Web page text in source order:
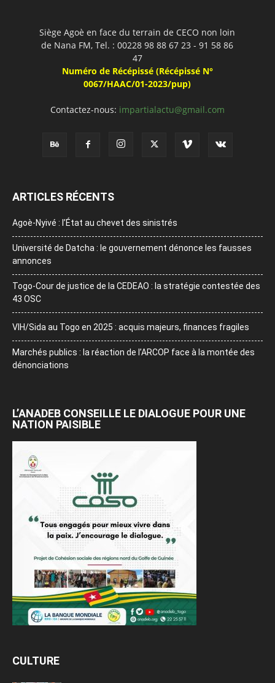
Siège Agoè en face du terrain de CECO non loin
de Nana FM, Tel. : 00228 98 88 67 23 - 91 58 86
47
Numéro de Récépissé (Récépissé N°
0067/HAAC/01-2023/pup)
Contactez-nous: impartialactu@gmail.com
ARTICLES RÉCENTS
Agoè-Nyivé : l’État au chevet des sinistrés
Université de Datcha : le gouvernement dénonce les fausses
annonces
Togo-Cour de justice de la CEDEAO : la stratégie contestée des
43 OSC
VIH/Sida au Togo en 2025 : acquis majeurs, finances fragiles
Marchés publics : la réaction de l’ARCOP face à la montée des
dénonciations
L’ANADEB CONSEILLE LE DIALOGUE POUR UNE
NATION PAISIBLE
CULTURE